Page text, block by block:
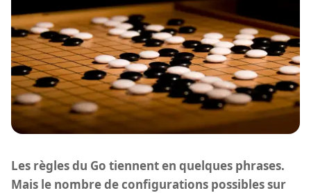
Les règles du Go tiennent en quelques phrases.
Mais le nombre de configurations possibles sur